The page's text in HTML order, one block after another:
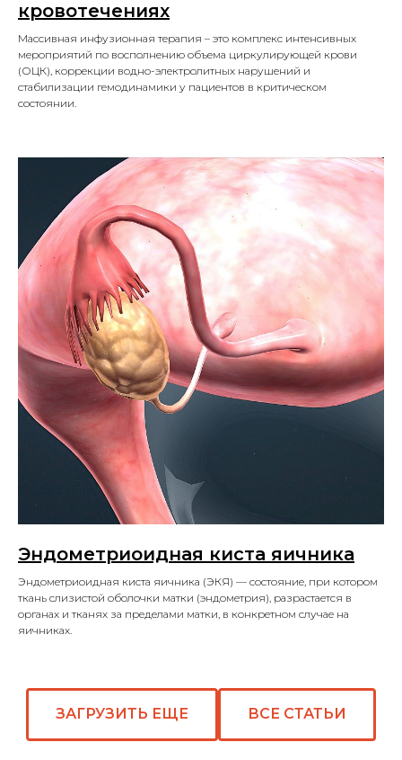
кровотечениях
Массивная инфузионная терапия – это комплекс интенсивных
мероприятий по восполнению объема циркулирующей крови
(ОЦК), коррекции водно-электролитных нарушений и
стабилизации гемодинамики у пациентов в критическом
состоянии.
Эндометриоидная киста яичника
Эндометриоидная киста яичника (ЭКЯ) — состояние, при котором
ткань слизистой оболочки матки (эндометрия), разрастается в
органах и тканях за пределами матки, в конкретном случае на
яичниках.
ЗАГРУЗИТЬ ЕЩЕ ВСЕ СТАТЬИ